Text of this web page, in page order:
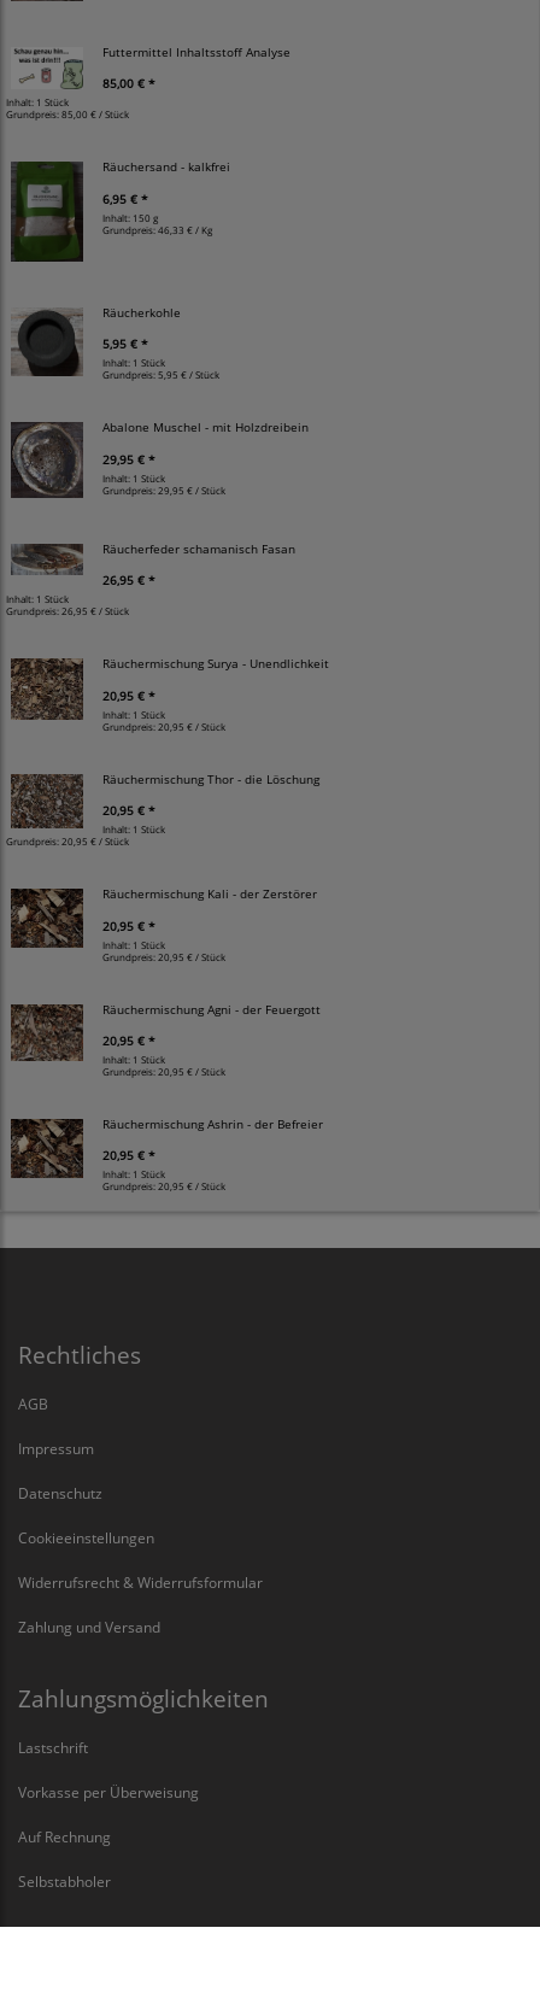
Futtermittel Inhaltsstoff Analyse
85,00 € *
Inhalt: 1 Stück
Grundpreis:85,00 € / Stück
Räuchersand - kalkfrei
6,95 € *
Inhalt: 150 g
Grundpreis:46,33 € / Kg
Räucherkohle
5,95 € *
Inhalt: 1 Stück
Grundpreis:5,95 € / Stück
Abalone Muschel - mit Holzdreibein
29,95 € *
Inhalt: 1 Stück
Grundpreis: 29,95 € / Stück
Räucherfeder schamanisch Fasan
26,95 € *
Inhalt: 1 Stück
Grundpreis:26,95 € / Stück
Räuchermischung Surya - Unendlichkeit
20,95 € *
Inhalt: 1 Stück
Grundpreis: 20,95 € / Stück
Räuchermischung Thor - die Löschung
20,95 € *
Inhalt: 1 Stück
Grundpreis: 20,95 € / Stück
Räuchermischung Kali - der Zerstörer
20,95 € *
Inhalt: 1 Stück
Grundpreis: 20,95 € / Stück
Räuchermischung Agni - der Feuergott
20,95 € *
Inhalt: 1 Stück
Grundpreis: 20,95 € / Stück
Räuchermischung Ashrin - der Befreier
20,95 € *
Inhalt: 1 Stück
Grundpreis:20,95 € / Stück
Rechtliches
AGB
Impressum
Datenschutz
Cookieeinstellungen
Widerrufsrecht & Widerrufsformular
Zahlung und Versand
Zahlungsmöglichkeiten
Lastschrift
Vorkasse per Überweisung
Auf Rechnung
Selbstabholer